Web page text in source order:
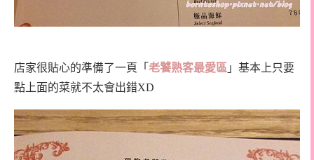
店家很貼心的準備了一頁「 老饕熟客最愛區 」基本上只要
點上面的菜就不太會出錯XD